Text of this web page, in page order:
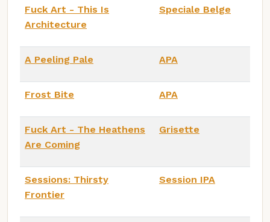
Fuck Art - This Is
Architecture
Speciale Belge
A Peeling Pale APA
Frost Bite APA
Fuck Art - The Heathens
Are Coming
Grisette
Sessions: Thirsty
Frontier
Session IPA